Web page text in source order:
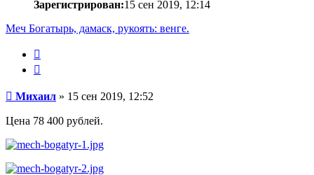
Зарегистрирован:15 сен 2019, 12:14
Меч Богатырь, дамаск, рукоять: венге.
Сообщение
Михаил » 15 сен 2019, 12:52
Цена 78 400 рублей.